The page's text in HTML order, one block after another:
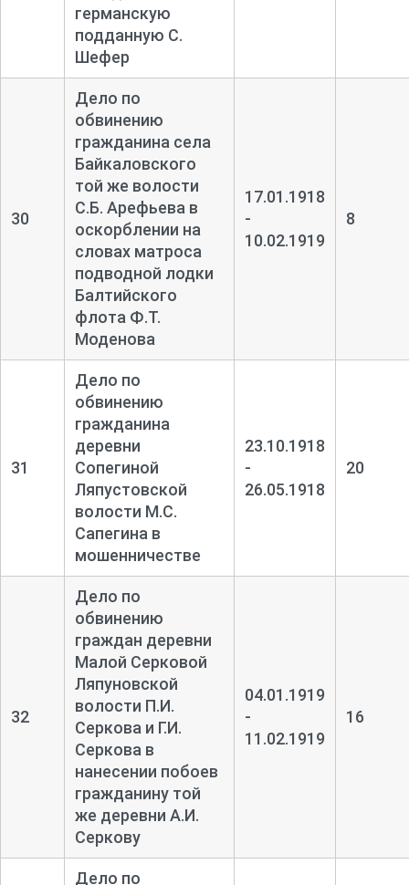
германскую
подданную С.
Шефер
30
Дело по
обвинению
гражданина села
Байкаловского
той же волости
С.Б. Арефьева в
оскорблении на
словах матроса
подводной лодки
Балтийского
флота Ф.Т.
Моденова
17.01.1918
-
10.02.1919
8
31
Дело по
обвинению
гражданина
деревни
Сопегиной
Ляпустовской
волости М.С.
Сапегина в
мошенничестве
23.10.1918
-
26.05.1918
20
32
Дело по
обвинению
граждан деревни
Малой Серковой
Ляпуновской
волости П.И.
Серкова и Г.И.
Серкова в
нанесении побоев
гражданину той
же деревни А.И.
Серкову
04.01.1919
-
11.02.1919
16
Дело по